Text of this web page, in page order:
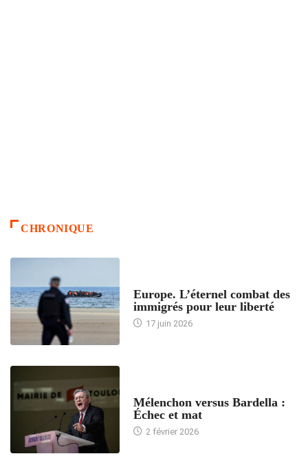
CHRONIQUE
Europe. L’éternel combat des
immigrés pour leur liberté
17 juin 2026
Mélenchon versus Bardella :
Échec et mat
2 février 2026